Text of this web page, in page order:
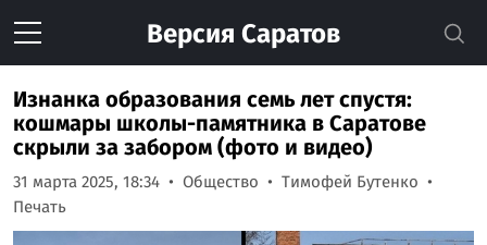
Версия Саратов
Изнанка образования семь лет спустя:
кошмары школы-памятника в Саратове
скрыли за забором (фото и видео)
31 марта 2025, 18:34 Общество
Тимофей Бутенко
Печать